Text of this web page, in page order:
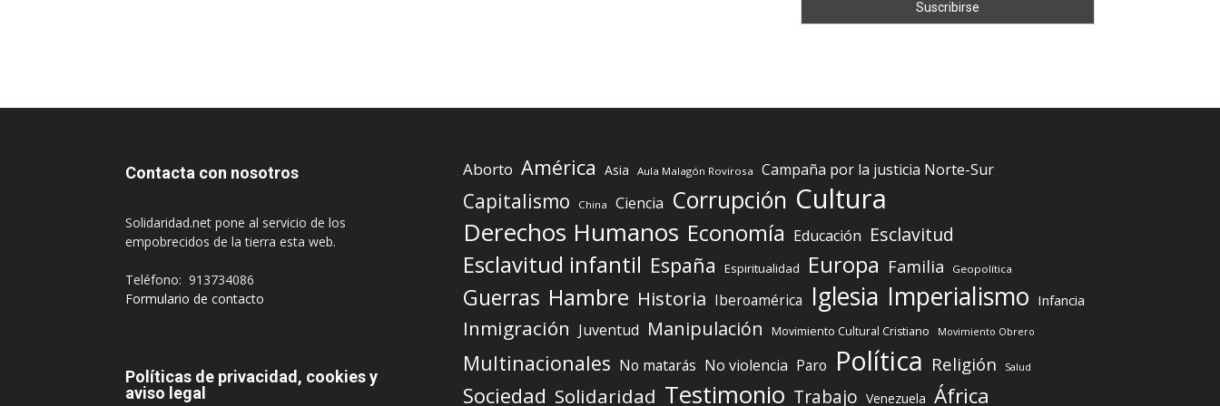
Contacta con nosotros
Solidaridad.net pone al servicio de los
empobrecidos de la tierra esta web.
Teléfono: 913734086
Formulario de contacto
Políticas de privacidad, cookies y
aviso legal
Aborto América Asia Aula Malagón Rovirosa Campaña por la justicia Norte-Sur
Capitalismo China Ciencia Corrupción Cultura
Derechos Humanos Economía Educación Esclavitud
Esclavitud infantil España Espiritualidad Europa Familia Geopolítica
Guerras Hambre Historia Iberoamérica Iglesia Imperialismo Infancia
Inmigración Juventud Manipulación Movimiento Cultural Cristiano Movimiento Obrero
Multinacionales No matarás No violencia Paro Política Religión Salud
Sociedad Solidaridad Testimonio Trabajo Venezuela África